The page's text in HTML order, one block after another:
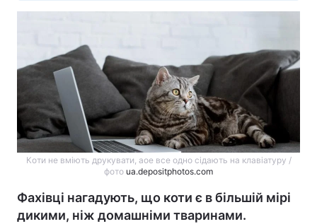
Коти не вміють друкувати, аое все одно сідають на клавіатуру /
фото ua.depositphotos.com
Фахівці нагадують, що коти є в більшій мірі
дикими, ніж домашніми тваринами.